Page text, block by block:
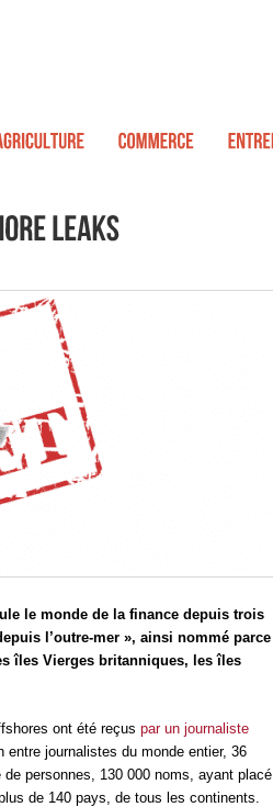
le monde de la finance depuis trois
l’outre-mer », ainsi nommé parce
îles Vierges britanniques, les îles
ont été reçus par un journaliste
journalistes du monde entier, 36
personnes, 130 000 noms, ayant placé
de 140 pays, de tous les continents.